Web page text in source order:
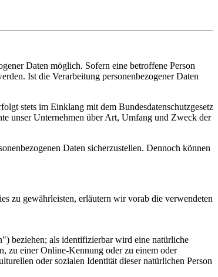
Daten möglich. Sofern eine betroffene Person
Ist die Verarbeitung personenbezogener Daten
stets im Einklang mit dem Bundesdatenschutzgesetz
unser Unternehmen über Art, Umfang und Zweck der
Daten sicherzustellen. Dennoch können
zu gewährleisten, erläutern wir vorab die verwendeten
beziehen; als identifizierbar wird eine natürliche
zu einer Online-Kennung oder zu einem oder
oder sozialen Identität dieser natürlichen Person